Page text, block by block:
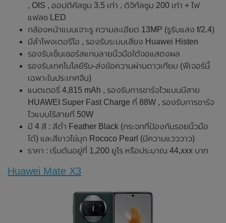
, OIS , ออปติคัลซูม 3.5 เท่า , ดิจิทัลซูม 200 เท่า + ไฟ
แฟลช LED
กล้องหน้าแบบเจาะรู ความละเอียด 13MP (รูรับแสง f/2.4)
มีลำโพงเตอรีโอ , รองรับระบบเสียง Huawei Histen
รองรับเซ็นเซอร์สแกนลายนิ้วมือใต้จอแสดงผล
รองรับเทคโนโลยีรับ-ส่งข้อความผ่านดาวเทียม (ฟีเจอร์นี้
เฉพาะในประเทศจีน)
แบตเตอรี่ 4,815 mAh , รองรับการชาร์จไวแบบมีสาย
HUAWEI Super Fast Charge ที่ 88W , รองรับการชาร์จ
ไวแบบไร้สายที่ 50W
มี 4 สี : สีดำ Feather Black (กระจกที่ป้องกันรอยนิ้วมือ
ได้) และสีขาวไข่มุก Rococo Pearl (มีความแวววาว)
ราคา : เริ่มต้นอยู่ที่ 1,200 ยูโร หรือประมาณ 44,xxx บาท
Huawei Mate X3